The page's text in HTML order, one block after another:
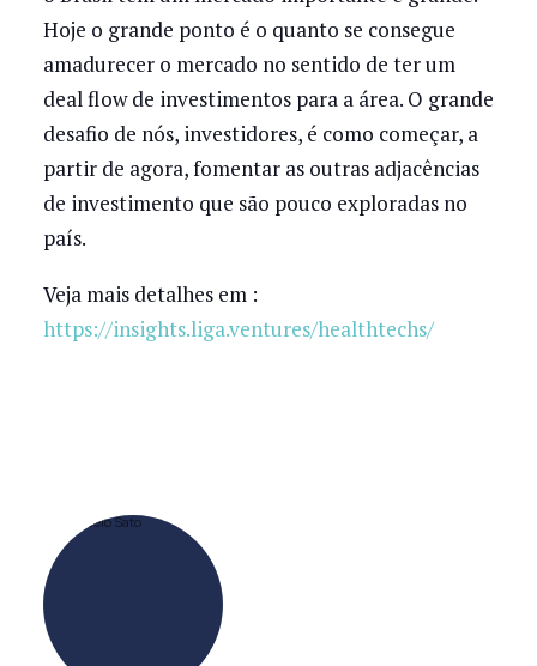
Hoje o grande ponto é o quanto se consegue
amadurecer o mercado no sentido de ter um
deal flow de investimentos para a área. O grande
desafio de nós, investidores, é como começar, a
partir de agora, fomentar as outras adjacências
de investimento que são pouco exploradas no
país.
Veja mais detalhes em :
https://insights.liga.ventures/healthtechs/